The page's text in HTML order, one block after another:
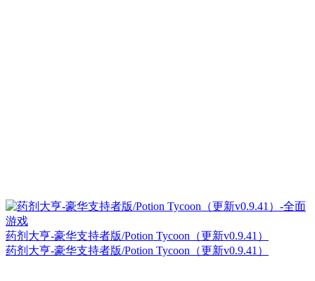
药剂大亨-豪华支持者版/Potion Tycoon（更新v0.9.41）
药剂大亨-豪华支持者版/Potion Tycoon（更新v0.9.41）